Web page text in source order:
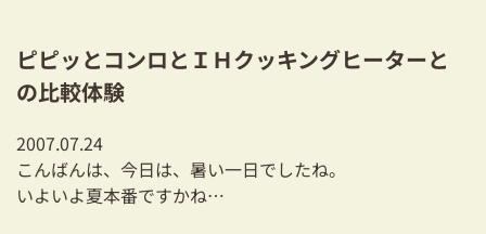
二世帯住宅をお考えの方
耐震対策も安心の家づくり
ピピッとコンロとＩＨクッキングヒーターと
の比較体験
2007.07.24
こんばんは、今日は、暑い一日でしたね。
いよいよ夏本番ですかね…